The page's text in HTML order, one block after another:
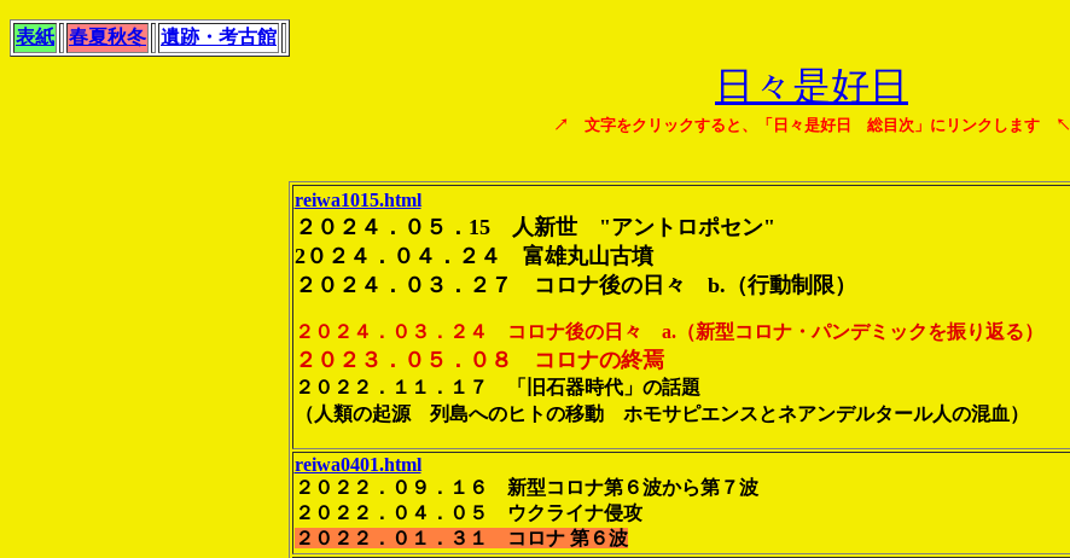
表紙 春夏秋冬 遺跡・考古館
日々是好日
↗ 文字をクリックすると、「日々是好日 総目次」にリンクします ↖
reiwa1015.html
２０２４．０５．15 人新世 "アントロポセン"
2０２４．０４．２４ 富雄丸山古墳
２０２４．０３．２７ コロナ後の日々 b.（行動制限）
２０２４．０３．２４ コロナ後の日々 a.（新型コロナ・パンデミックを振り返る）
２０２３．０５．０８ コロナの終焉
２０２２．１１．１７ 「旧石器時代」の話題
（人類の起源 列島へのヒトの移動 ホモサピエンスとネアンデルタール人の混血）
reiwa0401.html
２０２２．０９．１６ 新型コロナ第６波から第７波
２０２２．０４．０５ ウクライナ侵攻
２０２２．０１．３１ コロナ 第６波